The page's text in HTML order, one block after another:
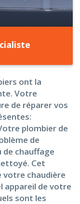
ont la
Votre
de réparer vos
plombier de
de
chauffage
Cet
chaudière
appareil de votre
sont les